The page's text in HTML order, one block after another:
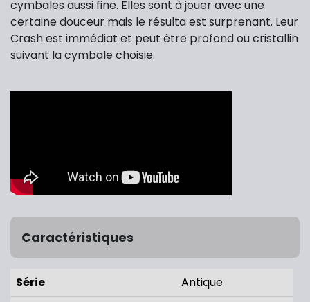
cymbales aussi fine. Elles sont à jouer avec une
certaine douceur mais le résulta est surprenant. Leur
Crash est immédiat et peut être profond ou cristallin
suivant la cymbale choisie.
Caractéristiques
Série
Antique